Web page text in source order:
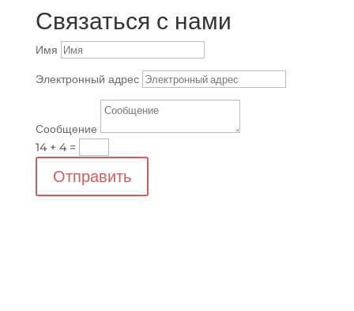
Связаться с нами
Имя
Электронный адрес
Сообщение
14 + 4=
Отправить